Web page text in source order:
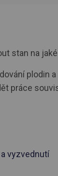
stan na
plodin
práce
vyzvednutí